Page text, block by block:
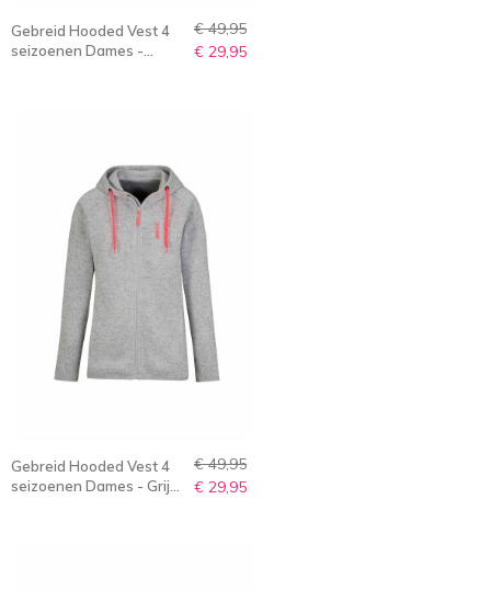
Gebreid Hooded Vest 4
seizoenen Dames -
€ 49,95
€ 29,95
Gebreid Hooded Vest 4
seizoenen Dames - Grijs
€ 49,95
€ 29,95